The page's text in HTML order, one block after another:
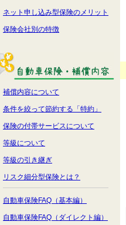
ネット申し込み型保険のメリット
保険会社別の特徴
補償内容について
条件を絞って節約する「特約」
保険の付帯サービスについて
等級について
等級の引き継ぎ
リスク細分型保険とは？
自動車保険FAQ（基本編）
自動車保険FAQ（ダイレクト編）